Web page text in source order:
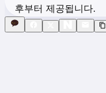
후부터 제공됩니다.